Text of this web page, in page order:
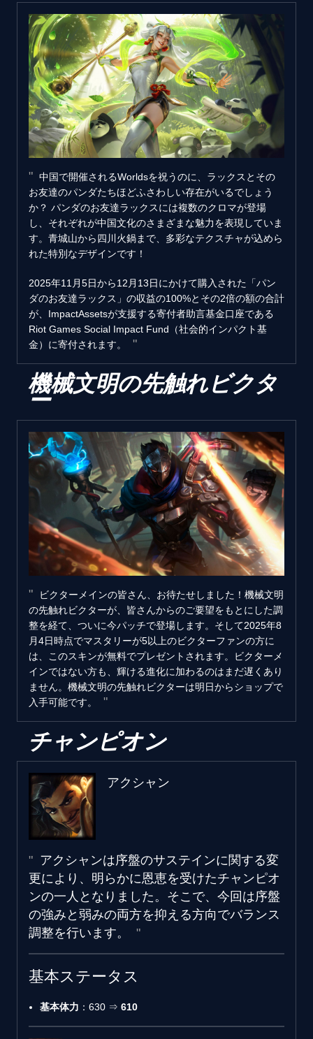
中国で開催されるWorldsを祝うのに、ラックスとその
お友達のパンダたちほどふさわしい存在がいるでしょう
か？ パンダのお友達ラックスには複数のクロマが登場
し、それぞれが中国文化のさまざまな魅力を表現していま
す。青城山から四川火鍋まで、多彩なテクスチャが込めら
れた特別なデザインです！
2025年11月5日から12月13日にかけて購入された「パン
ダのお友達ラックス」の収益の100%とその2倍の額の合計
が、ImpactAssetsが支援する寄付者助言基金口座である
Riot Games Social Impact Fund（社会的インパクト基
金）に寄付されます。
機械文明の先触れビクタ
ー
ビクターメインの皆さん、お待たせしました！機械文明
の先触れビクターが、皆さんからのご要望をもとにした調
整を経て、ついに今パッチで登場します。そして2025年8
月4日時点でマスタリーが5以上のビクターファンの方に
は、このスキンが無料でプレゼントされます。ビクターメ
インではない方も、輝ける進化に加わるのはまだ遅くあり
ません。機械文明の先触れビクターは明日からショップで
入手可能です。
チャンピオン
アクシャン
アクシャンは序盤のサステインに関する変
更により、明らかに恩恵を受けたチャンピオ
ンの一人となりました。そこで、今回は序盤
の強みと弱みの両方を抑える方向でバランス
調整を行います。
基本ステータス
基本体力 ：630 ⇒ 610